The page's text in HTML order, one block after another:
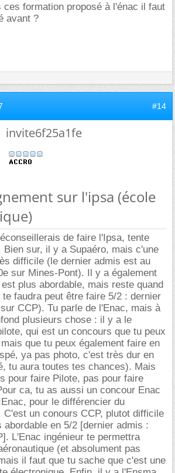
ces formation proposé à l'énac il faut
avant ?
#14
invite6f25a1fe
sur l'ipsa (école
de faire l'Ipsa, tente
Bien sur, il y a Supaéro, mais c'une
difficile (le dernier admis est au
sur Mines-Pont). Il y a également
plus abordable, mais reste quand
faudra peut être faire 5/2 : dernier
CCP). Tu parle de l'Enac, mais à
plusieurs chose : il y a le
qui est un concours que tu peux
que tu peux également faire en
ya pas photo, c'est très dur en
tu aura toutes tes chances). Mais
pour faire Pilote, pas pour faire
ca, tu as aussi un concour Enac
pour le différencier du
un conours CCP, plutot difficile
abordable en 5/2 [dernier admis :
L'Enac ingénieur te permettra
(et absolument pas
il faut que tu sache que c'est une